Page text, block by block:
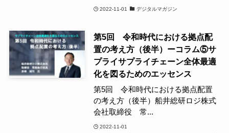
2022-11-01 デジタルマガジン
第5回 令和時代における拠点配
置の考え方（後半）ーコラム⑤サ
プライサプライチェーン全体最適
化を図るためのエッセンス
第5回 令和時代における拠点配置
の考え方（後半）船井総研ロジ株式
会社取締役 常...
2022-11-01